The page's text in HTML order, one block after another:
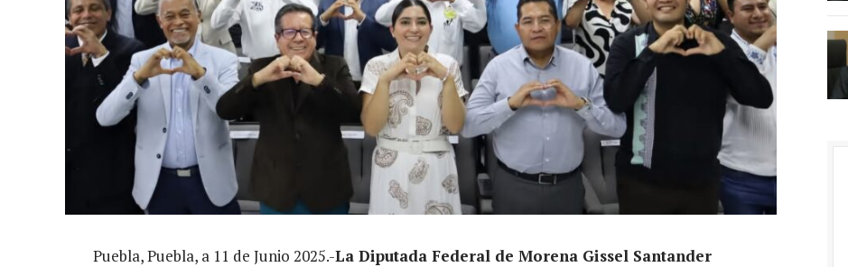
Puebla, Puebla, a 11 de Junio 2025.-La Diputada Federal de Morena Gissel Santander